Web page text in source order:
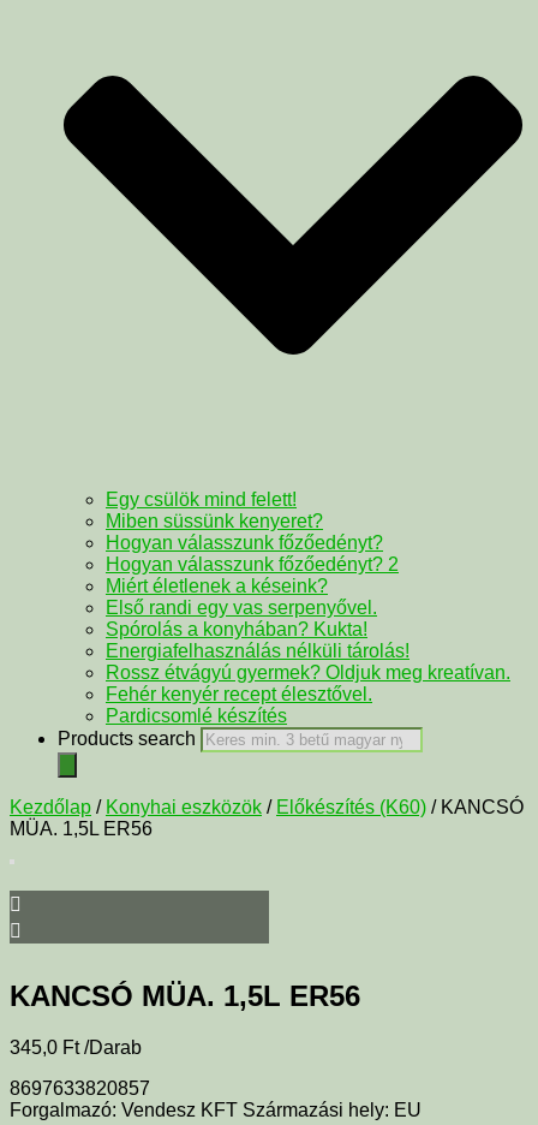
Egy csülök mind felett!
Miben süssünk kenyeret?
Hogyan válasszunk főzőedényt?
Hogyan válasszunk főzőedényt? 2
Miért életlenek a késeink?
Első randi egy vas serpenyővel.
Spórolás a konyhában? Kukta!
Energiafelhasználás nélküli tárolás!
Rossz étvágyú gyermek? Oldjuk meg kreatívan.
Fehér kenyér recept élesztővel.
Pardicsomlé készítés
Products search
Kezdőlap / Konyhai eszközök / Előkészítés (K60) / KANCSÓ
MÜA. 1,5L ER56
KANCSÓ MÜA. 1,5L ER56
345,0 Ft /Darab
8697633820857
Forgalmazó: Vendesz KFT Származási hely: EU